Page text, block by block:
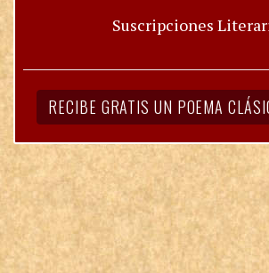
Suscripciones
RECIBE GRATIS UN POEMA